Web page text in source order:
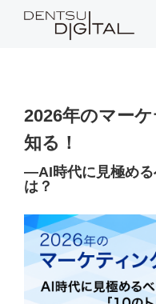
2026年のマー
知る！
―AI時代に見極める
は？